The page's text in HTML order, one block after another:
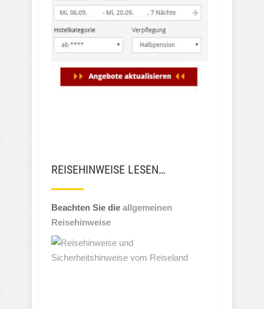
REISEHINWEISE LESEN…
Beachten Sie die allgemeinen
Reisehinweise